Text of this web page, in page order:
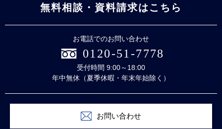
無料相談・資料請求はこちら
お電話でのお問い合わせ
0120-51-7778
受付時間 9:00～18:00
年中無休（夏季休暇・年末年始除く）
お問い合わせ